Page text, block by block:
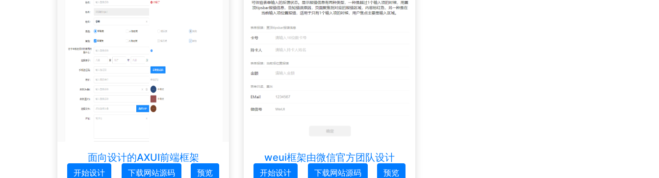
面向设计的AXUI前端框架
开始设计 下载网站源码 预览
weui框架由微信官方团队设计
开始设计 下载网站源码 预览